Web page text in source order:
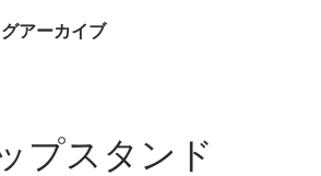
アーカイブ
プスタンド